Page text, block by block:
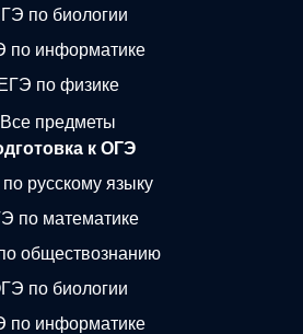
по биологии
по информатике
ЕГЭ по физике
Все предметы
к ОГЭ
русскому языку
по математике
обществознанию
по биологии
по информатике